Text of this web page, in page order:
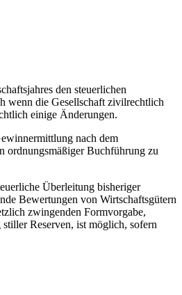
den steuerlichen
wenn die Gesellschaft zivilrechtlich
einige Änderungen.
nach dem
ordnungsmäßiger Buchführung zu
Überleitung bisheriger
Bewertungen von Wirtschaftsgütern
zwingenden Formvorgabe,
Reserven, ist möglich, sofern